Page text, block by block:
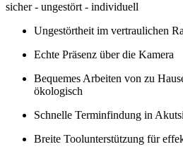
sicher - ungestört - individuell
Ungestörtheit im vertraulichen
Echte Präsenz über die Kamera
Bequemes Arbeiten von zu
ökologisch
Schnelle Terminfindung in
Breite Toolunterstützung für